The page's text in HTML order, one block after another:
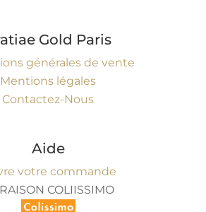
Gold Paris
générales de vente
Mentions légales
Contactez-Nous
Aide
votre commande
COLIISSIMO